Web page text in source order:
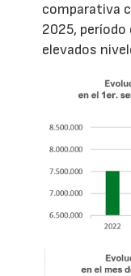
comparativa
2025,
elevados